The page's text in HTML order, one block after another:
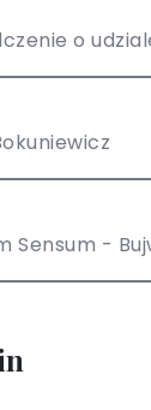
o
Sensum -